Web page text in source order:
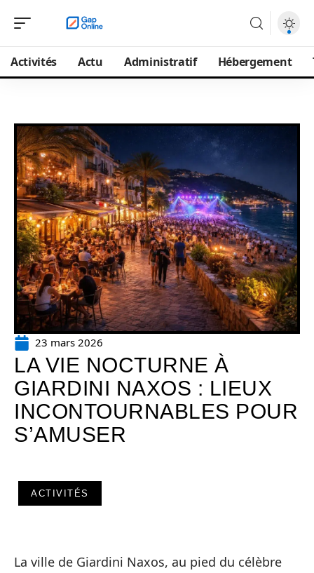
Activités Actu Administratif Hébergement
23 mars 2026
LA VIE NOCTURNE À
GIARDINI NAXOS : LIEUX
INCONTOURNABLES POUR
S’AMUSER
ACTIVITÉS
La ville de Giardini Naxos, au pied du célèbre